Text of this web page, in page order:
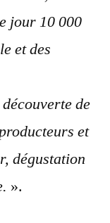
jour 10 000
et des
de
et
dégustation
».